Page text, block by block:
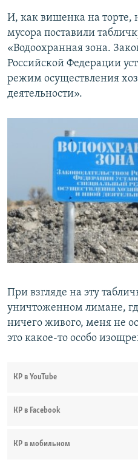
И, как вишенка на торте,
мусора поставили
«Водоохранная зона.
Российской Федерации
режим осуществления
деятельности».
При взгляде на эту
уничтоженном лимане,
ничего живого, меня не
это какое-то особо
КР в YouTube
КР в Facebook
КР в мобильном